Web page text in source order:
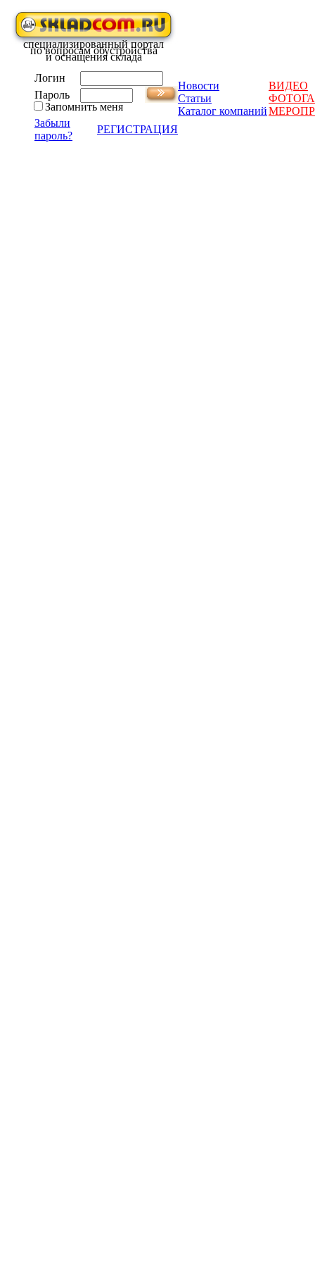
специализированный портал
по вопросам обустройства
и оснащения склада
Логин
Пароль
Запомнить меня
Забыли
пароль?
РЕГИСТРАЦИЯ
Новости
ВИДЕО
Статьи
Каталог компаний